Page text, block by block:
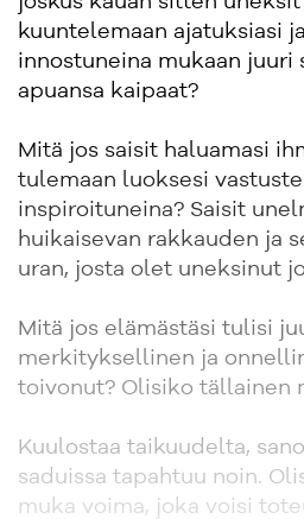
kuuntelemaan ajatuksiasi
innostuneina mukaan juuri
apuansa kaipaat?
Mitä jos saisit haluamasi
tulemaan luoksesi
inspiroituneina? Saisit
huikaisevan rakkauden ja
uran, josta olet uneksinut
Mitä jos elämästäsi tulisi
merkityksellinen ja
toivonut? Olisiko tällainen
Kuulostaa taikuudelta,
saduissa tapahtuu noin.
muka voima, joka voisi